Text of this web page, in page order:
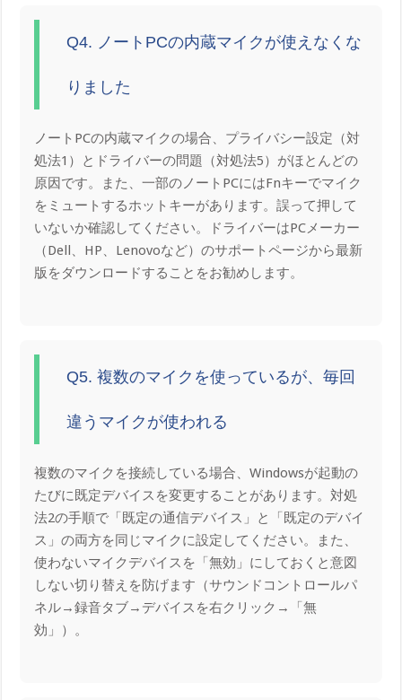
Q4. ノートPCの内蔵マイクが使えなくな
りました
ノートPCの内蔵マイクの場合、プライバシー設定（対
処法1）とドライバーの問題（対処法5）がほとんどの
原因です。また、一部のノートPCにはFnキーでマイク
をミュートするホットキーがあります。誤って押して
いないか確認してください。ドライバーはPCメーカー
（Dell、HP、Lenovoなど）のサポートページから最新
版をダウンロードすることをお勧めします。
Q5. 複数のマイクを使っているが、毎回
違うマイクが使われる
複数のマイクを接続している場合、Windowsが起動の
たびに既定デバイスを変更することがあります。対処
法2の手順で「既定の通信デバイス」と「既定のデバイ
ス」の両方を同じマイクに設定してください。また、
使わないマイクデバイスを「無効」にしておくと意図
しない切り替えを防げます（サウンドコントロールパ
ネル→録音タブ→デバイスを右クリック→「無
効」）。